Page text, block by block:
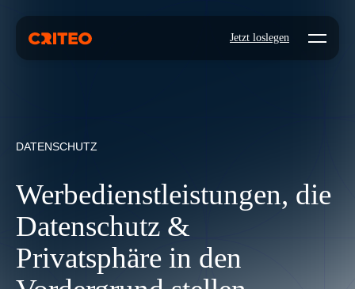
Jetzt loslegen Open
DATENSCHUTZ
Werbedienstleistungen, die
Datenschutz &
Privatsphäre in den